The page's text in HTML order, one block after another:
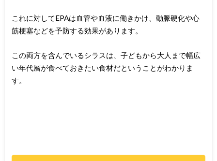
これに対してEPAは血管や血液に働きかけ、動脈硬化や心
筋梗塞などを予防する効果があります。
この両方を含んでいるシラスは、子どもから大人まで幅広
い年代層が食べておきたい食材だということがわかりま
す。